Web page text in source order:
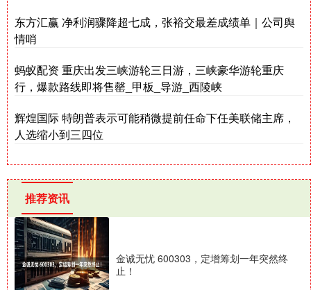
东方汇赢 净利润骤降超七成，张裕交最差成绩单｜公司舆
情哨
蚂蚁配资 重庆出发三峡游轮三日游，三峡豪华游轮重庆
行，爆款路线即将售罄_甲板_导游_西陵峡
辉煌国际 特朗普表示可能稍微提前任命下任美联储主席，
人选缩小到三四位
推荐资讯
金诚无忧 600303，定增筹划一年突然终
止！